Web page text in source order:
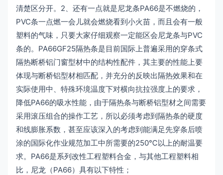
清楚区分开。2、还有一点就是尼龙条PA66是不燃烧的，
PVC条一点燃一会儿就会燃烧看到小火苗，而且会有一般
塑料的气味，只要大家仔细观察一定能区会尼龙条与PVC
条的。PA66GF25隔热条是目前国际上普遍采用的穿条式
隔热断桥铝门窗型材中的结构性配件，其主要的性能上要
体现与断桥铝型材相匹配，并充分的反映出隔热效果和在
实际使用中、特殊环境温度下对横向抗拉强度上的要求，
降低PA66的吸水性能，由于隔热条与断桥铝型材之间需要
采用滚压组合的操作工艺，所以必须考虑到隔热条的硬度
和线膨胀系数，甚至应该深入的考虑到能满足先穿条后喷
涂的国际化作业规范加工中所需要的250℃以上的耐温要
求。PA66是系列改性工程塑料合金，与其他工程塑料相
比，尼龙（PA66）具有以下特性；